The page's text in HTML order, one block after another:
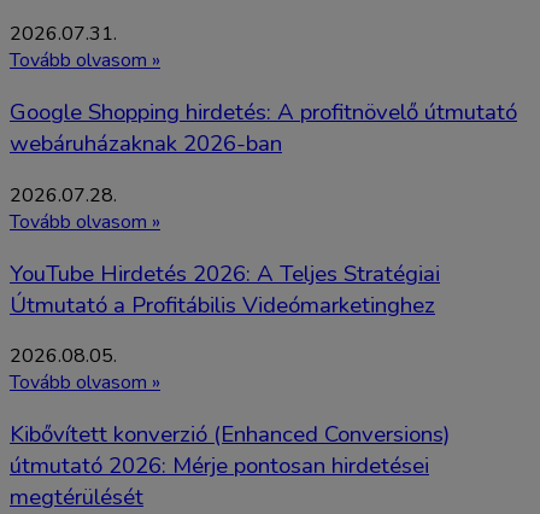
2026.07.31.
Tovább olvasom »
Google Shopping hirdetés: A profitnövelő útmutató
webáruházaknak 2026-ban
2026.07.28.
Tovább olvasom »
YouTube Hirdetés 2026: A Teljes Stratégiai
Útmutató a Profitábilis Videómarketinghez
2026.08.05.
Tovább olvasom »
Kibővített konverzió (Enhanced Conversions)
útmutató 2026: Mérje pontosan hirdetései
megtérülését